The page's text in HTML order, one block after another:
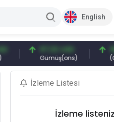
English
97,32 USD
Gümüş(ons)
96,27
(CME)
İzleme Listesi
İzleme